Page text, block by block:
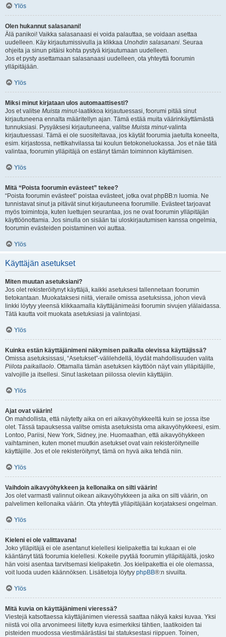
Ylös
Olen hukannut salasanani!
Älä panikoi! Vaikka salasanaasi ei voida palauttaa, se voidaan asettaa
uudelleen. Käy kirjautumissivulla ja klikkaa Unohdin salasanani. Seuraa
ohjeita ja sinun pitäisi kohta pystyä kirjautumaan uudelleen.
Jos et pysty asettamaan salasanaasi uudelleen, ota yhteyttä foorumin
ylläpitäjään.
Ylös
Miksi minut kirjataan ulos automaattisesti?
Jos et valitse Muista minut-laatikkoa kirjautuessasi, foorumi pitää sinut
kirjautuneena ennalta määritellyn ajan. Tämä estää muita väärinkäyttämästä
tunnuksiasi. Pysyäksesi kirjautuneena, valitse Muista minut-valinta
kirjautuessasi. Tämä ei ole suositeltavaa, jos käytät foorumia jaetulta koneelta,
esim. kirjastossa, nettikahvilassa tai koulun tietokoneluokassa. Jos et näe tätä
valintaa, foorumin ylläpitäjä on estänyt tämän toiminnon käyttämisen.
Ylös
Mitä “Poista foorumin evästeet” tekee?
“Poista foorumin evästeet” poistaa evästeet, jotka ovat phpBB:n luomia. Ne
tunnistavat sinut ja pitävät sinut kirjautuneena foorumille. Evästeet tarjoavat
myös toimintoja, kuten luettujen seurantaa, jos ne ovat foorumin ylläpitäjän
käyttöönottamia. Jos sinulla on sisään tai uloskirjautumisen kanssa ongelmia,
foorumin evästeiden poistaminen voi auttaa.
Ylös
Käyttäjän asetukset
Miten muutan asetuksiani?
Jos olet rekisteröitynyt käyttäjä, kaikki asetuksesi tallennetaan foorumin
tietokantaan. Muokataksesi niitä, vieraile omissa asetuksissa, johon vievä
linkki löytyy yleensä klikkaamalla käyttäjänimeäsi foorumin sivujen ylälaidassa.
Tätä kautta voit muokata asetuksiasi ja valintojasi.
Ylös
Kuinka estän käyttäjänimeni näkymisen paikalla olevissa käyttäjissä?
Omissa asetuksissasi, “Asetukset”-välilehdellä, löydät mahdollisuuden valita
Piilota paikallaolo. Ottamalla tämän asetuksen käyttöön näyt vain ylläpitäjille,
valvojille ja itsellesi. Sinut lasketaan piilossa oleviin käyttäjiin.
Ylös
Ajat ovat väärin!
On mahdollista, että näytetty aika on eri aikavyöhykkeeltä kuin se jossa itse
olet. Tässä tapauksessa valitse omista asetuksista oma aikavyöhykkeesi, esim.
Lontoo, Pariisi, New York, Sidney, jne. Huomaathan, että aikavyöhykkeen
vaihtaminen, kuten monet muutkin asetukset ovat vain rekisteröityneille
käyttäjille. Jos et ole rekisteröitynyt, tämä on hyvä aika tehdä niin.
Ylös
Vaihdoin aikavyöhykkeen ja kellonaika on silti väärin!
Jos olet varmasti valinnut oikean aikavyöhykkeen ja aika on silti väärin, on
palvelimen kellonaika väärin. Ota yhteyttä ylläpitäjään korjataksesi ongelman.
Ylös
Kieleni ei ole valittavana!
Joko ylläpitäjä ei ole asentanut kielellesi kielipakettia tai kukaan ei ole
kääntänyt tätä foorumia kielellesi. Kokeile pyytää foorumin ylläpitäjältä, josko
hän voisi asentaa tarvitsemasi kielipaketin. Jos kielipakettia ei ole olemassa,
voit luoda uuden käännöksen. Lisätietoja löytyy phpBB®:n sivuilta.
Ylös
Mitä kuvia on käyttäjänimeni vieressä?
Viestejä katsottaessa käyttäjänimen vieressä saattaa näkyä kaksi kuvaa. Yksi
niistä voi olla arvonimeesi liitetty kuva esimerkiksi tähtien, laatikoiden tai
pisteiden muodossa viestimäärästäsi tai statuksestasi riippuen. Toinen,